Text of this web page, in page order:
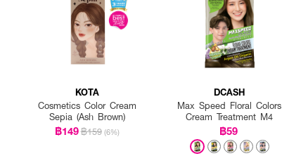
KOTA
Cosmetics Color Cream
Sepia (Ash Brown)
฿149฿159 (6%)
DCASH
Max Speed Floral Colors
Cream Treatment M4
฿59